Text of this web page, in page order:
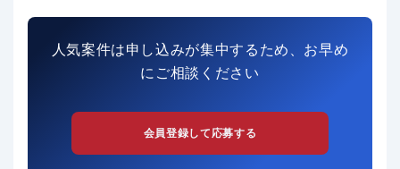
人気案件は申し込みが集中するため、お早め
にご相談ください
会員登録して応募する